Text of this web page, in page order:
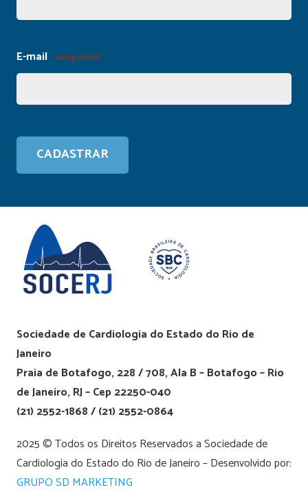
E-mail (obrigatório)
Sociedade de Cardiologia do Estado do Rio de
Janeiro
Praia de Botafogo, 228 / 708, Ala B – Botafogo – Rio
de Janeiro, RJ – Cep 22250-040
(21) 2552-1868 / (21) 2552-0864
2025 © Todos os Direitos Reservados a Sociedade de
Cardiologia do Estado do Rio de Janeiro – Desenvolvido por:
GRUPO SD MARKETING